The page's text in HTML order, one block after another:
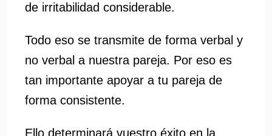
de irritabilidad considerable.
Todo eso se transmite de forma verbal y
no verbal a nuestra pareja. Por eso es
tan importante apoyar a tu pareja de
forma consistente.
Ello determinará vuestro éxito en la